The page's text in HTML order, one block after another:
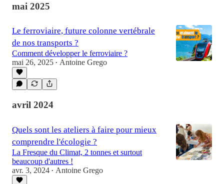
mai 2025
Le ferroviaire, future colonne vertébrale
de nos transports ?
Comment développer le ferroviaire ?
mai 26, 2025 • Antoine Grego
avril 2024
Quels sont les ateliers à faire pour mieux
comprendre l'écologie ?
La Fresque du Climat, 2 tonnes et surtout
beaucoup d'autres !
avr. 3, 2024 • Antoine Grego